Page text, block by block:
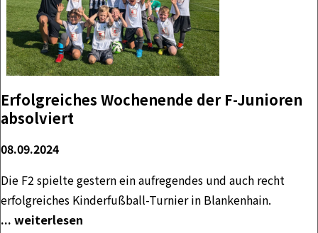
Erfolgreiches Wochenende der F-Junioren
absolviert
08.09.2024
Die F2 spielte gestern ein aufregendes und auch recht
erfolgreiches Kinderfußball-Turnier in Blankenhain.
... weiterlesen